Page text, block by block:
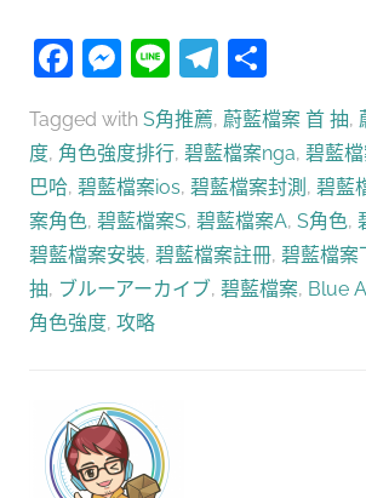
Facebook
Messenger
LineTelegram
Tagged with S角推薦, 蔚藍檔案 首 抽,
度, 角色強度排行, 碧藍檔案nga, 碧藍
巴哈, 碧藍檔案ios, 碧藍檔案封測 , 碧藍
案角色, 碧藍檔案S, 碧藍檔案A, S角色,
碧藍檔案安裝, 碧藍檔案註冊, 碧藍檔案
抽, ブルーアーカイブ, 碧藍檔案, Blue
角色強度, 攻略